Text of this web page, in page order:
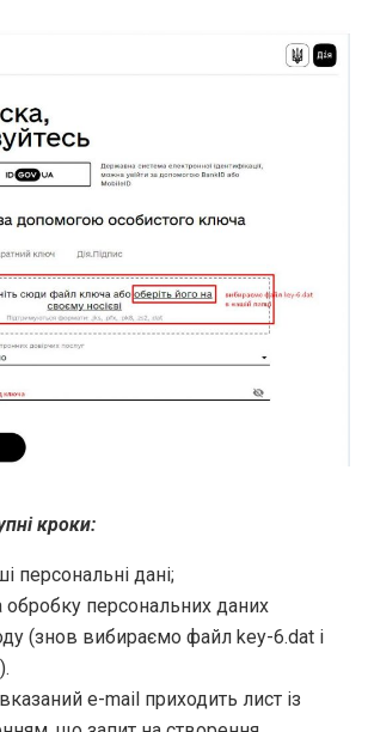
кроки:
персональні дані;
обробку персональних даних
(знов вибираємо файл key-6.dat і
e-mail приходить лист із